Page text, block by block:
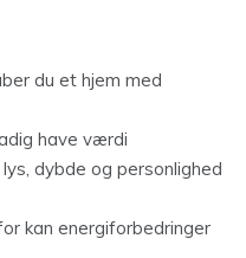
du et hjem med
have værdi
dybde og personlighed
kan energiforbedringer